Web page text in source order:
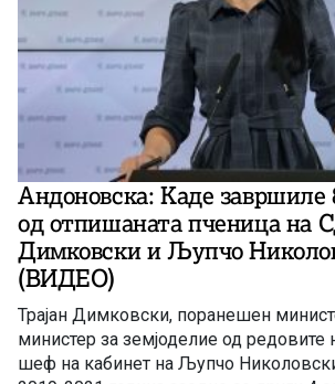
Андоновска: Каде завршиле
од отпишаната пченица на
Димковски и Љупчо
(ВИДЕО)
Трајан Димковски, поранешен
министер за земјоделие од
шеф на кабинет на Љупчо